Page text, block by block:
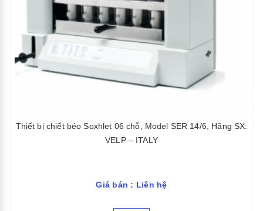
Thiết bị chiết béo Soxhlet 06 chỗ, Model SER 14/6, Hãng SX:
VELP – ITALY
Giá bán : Liên hệ